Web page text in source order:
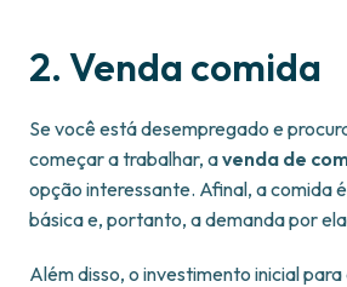
2. Venda comida
Se você está desempregado e
começar a trabalhar, avenda de
opção interessante. Afinal, a comida
básica e, portanto, a demanda por
Além disso, o investimento inicial